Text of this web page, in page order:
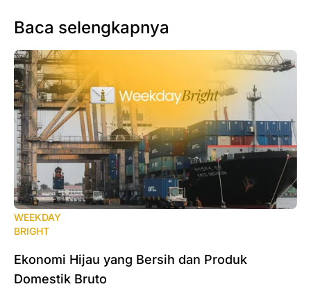
Baca selengkapnya
WEEKDAY
BRIGHT
Ekonomi Hijau yang Bersih dan Produk
Domestik Bruto